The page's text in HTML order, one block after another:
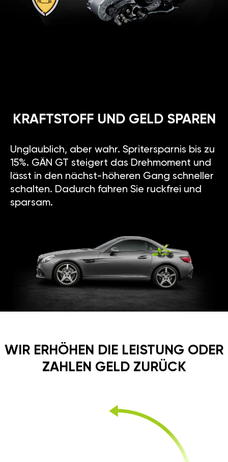
KRAFTSTOFF UND GELD SPAREN
Unglaublich, aber wahr. Spritersparnis bis zu
15%. GÄN GT steigert das Drehmoment und
lässt in den nächst-höheren Gang schneller
schalten. Dadurch fahren Sie ruckfrei und
sparsam.
WIR ERHÖHEN DIE LEISTUNG ODER
ZAHLEN GELD ZURÜCK